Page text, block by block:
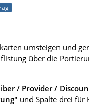
umsteigen und
über die
/ Provider /
und Spalte drei für